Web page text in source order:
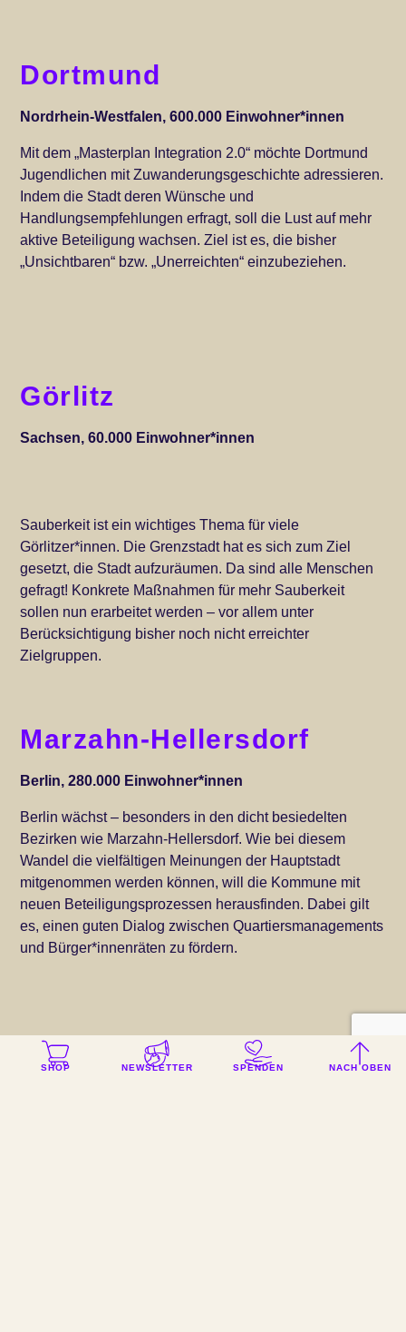
SHOP NEWSLETTER SPENDEN NACH OBEN
Dortmund
Nordrhein-Westfalen, 600.000 Einwohner*innen
Mit dem „Masterplan Integration 2.0“ möchte Dortmund
Jugendlichen mit Zuwanderungsgeschichte adressieren.
Indem die Stadt deren Wünsche und
Handlungsempfehlungen erfragt, soll die Lust auf mehr
aktive Beteiligung wachsen. Ziel ist es, die bisher
„Unsichtbaren“ bzw. „Unerreichten“ einzubeziehen.
Görlitz
Sachsen, 60.000 Einwohner*innen
Sauberkeit ist ein wichtiges Thema für viele
Görlitzer*innen. Die Grenzstadt hat es sich zum Ziel
gesetzt, die Stadt aufzuräumen. Da sind alle Menschen
gefragt! Konkrete Maßnahmen für mehr Sauberkeit
sollen nun erarbeitet werden – vor allem unter
Berücksichtigung bisher noch nicht erreichter
Zielgruppen.
Marzahn-Hellersdorf
Berlin, 280.000 Einwohner*innen
Berlin wächst – besonders in den dicht besiedelten
Bezirken wie Marzahn-Hellersdorf. Wie bei diesem
Wandel die vielfältigen Meinungen der Hauptstadt
mitgenommen werden können, will die Kommune mit
neuen Beteiligungsprozessen herausfinden. Dabei gilt
es, einen guten Dialog zwischen Quartiersmanagements
und Bürger*innenräten zu fördern.